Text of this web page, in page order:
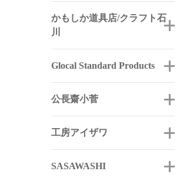
かもしか道具店/クラフト石
川
Glocal Standard Products
公長齋小菅
工房アイザワ
SASAWASHI